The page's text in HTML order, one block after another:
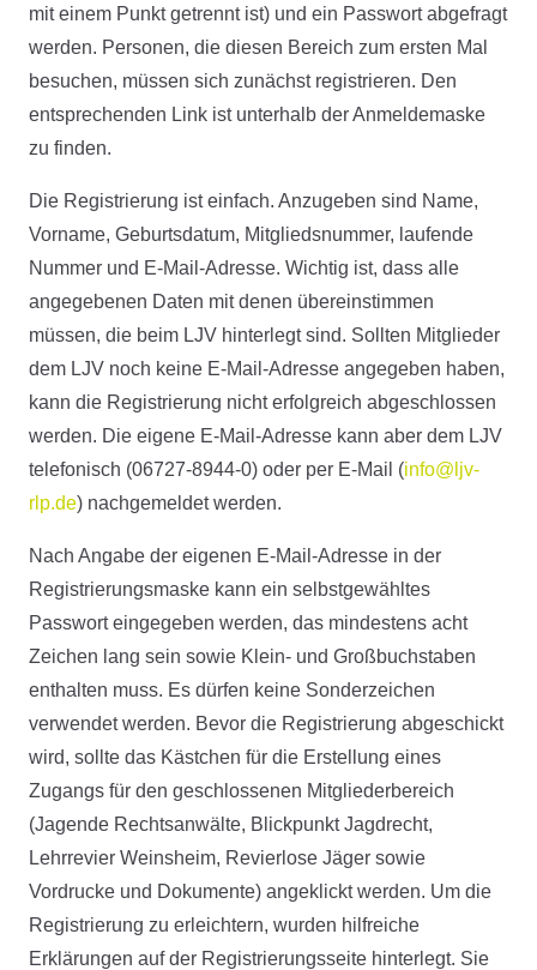
mit einem Punkt getrennt ist) und ein Passwort abgefragt
werden. Personen, die diesen Bereich zum ersten Mal
besuchen, müssen sich zunächst registrieren. Den
entsprechenden Link ist unterhalb der Anmeldemaske
zu finden.
Die Registrierung ist einfach. Anzugeben sind Name,
Vorname, Geburtsdatum, Mitgliedsnummer, laufende
Nummer und E-Mail-Adresse. Wichtig ist, dass alle
angegebenen Daten mit denen übereinstimmen
müssen, die beim LJV hinterlegt sind. Sollten Mitglieder
dem LJV noch keine E-Mail-Adresse angegeben haben,
kann die Registrierung nicht erfolgreich abgeschlossen
werden. Die eigene E-Mail-Adresse kann aber dem LJV
telefonisch (06727-8944-0) oder per E-Mail (info@ljv-
rlp.de) nachgemeldet werden.
Nach Angabe der eigenen E-Mail-Adresse in der
Registrierungsmaske kann ein selbstgewähltes
Passwort eingegeben werden, das mindestens acht
Zeichen lang sein sowie Klein- und Großbuchstaben
enthalten muss. Es dürfen keine Sonderzeichen
verwendet werden. Bevor die Registrierung abgeschickt
wird, sollte das Kästchen für die Erstellung eines
Zugangs für den geschlossenen Mitgliederbereich
(Jagende Rechtsanwälte, Blickpunkt Jagdrecht,
Lehrrevier Weinsheim, Revierlose Jäger sowie
Vordrucke und Dokumente) angeklickt werden. Um die
Registrierung zu erleichtern, wurden hilfreiche
Erklärungen auf der Registrierungsseite hinterlegt. Sie